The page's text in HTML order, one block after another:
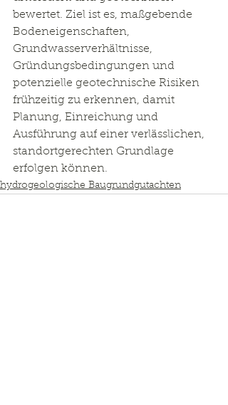
bewertet. Ziel ist es, maßgebende
Bodeneigenschaften,
Grundwasserverhältnisse,
Gründungsbedingungen und
potenzielle geotechnische Risiken
frühzeitig zu erkennen, damit
Planung, Einreichung und
Ausführung auf einer verlässlichen,
standortgerechten Grundlage
erfolgen können.
hydrogeologische Baugrundgutachten